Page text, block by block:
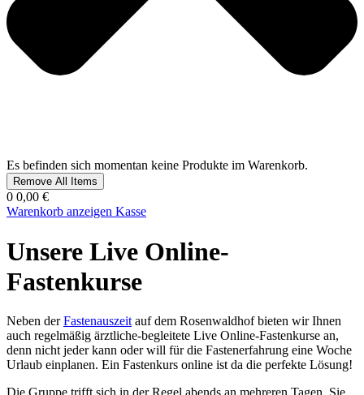
Es befinden sich momentan keine Produkte im Warenkorb.
Remove All Items
0 0,00 €
Warenkorb anzeigen Kasse
Unsere Live Online-
Fastenkurse
Neben derFastenauszeit auf dem Rosenwaldhof bieten wir Ihnen
auch regelmäßig ärztliche-begleitete Live Online-Fastenkurse an,
denn nicht jeder kann oder will für die Fastenerfahrung eine Woche
Urlaub einplanen. Ein Fastenkurs online ist da die perfekte Lösung!